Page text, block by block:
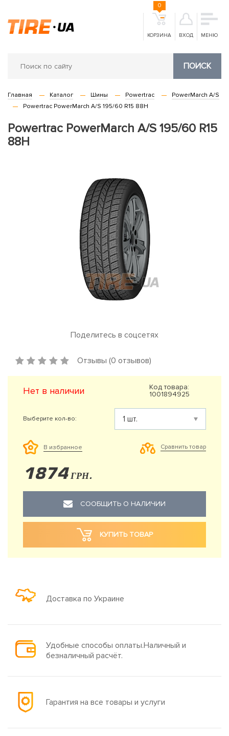
КОРЗИНА
0
ВХОД МЕНЮ
ПОИСК
Главная Каталог Шины Powertrac
PowerMarch A/S
Powertrac PowerMarch A/S 195/60 R15 88H
Powertrac PowerMarch A/S 195/60 R15
88H
Поделитесь в соцсетях
Отзывы (0 отзывов)
Нет в наличии
Код товара:
1001894925
Выберите кол-во:
В избранное Сравнить товар
1874 ГРН.
СООБЩИТЬ О НАЛИЧИИ
КУПИТЬ ТОВАР
Доставка по Украине
Удобные способы оплаты.Наличный и
безналичный расчёт.
Гарантия на все товары и услуги